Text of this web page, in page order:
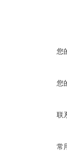
您
您
联
常